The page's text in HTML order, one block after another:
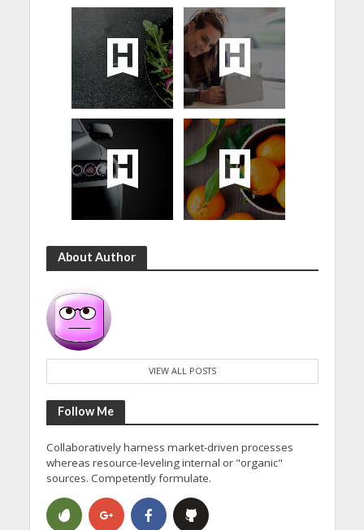
About Author
VIEW ALL POSTS
Follow Me
Collaboratively harness market-driven processes
whereas resource-leveling internal or "organic"
sources. Competently formulate.